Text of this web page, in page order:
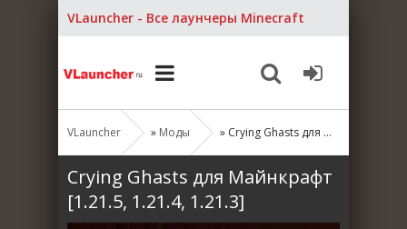
VLauncher - Все лаунчеры Minecraft
VLauncher » Моды » Crying Ghasts для Майнкрафт [1.21.5, 1.21.4, 1.21.3]
Crying Ghasts для Майнкрафт
[1.21.5, 1.21.4, 1.21.3]